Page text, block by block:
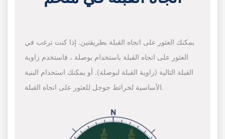
يمكنك العثور على اتجاه القبلة بطريقتين. إذا كنت ترغب في
العثور على اتجاه القبلة باستخدام بوصلة ، فاستخدم زاوية
القبلة التالية (زاوية القبلة لبوصلة). أو يمكنك استخدام البنية
الأساسية لخرائط جوجل للعثور على اتجاه القبلة.